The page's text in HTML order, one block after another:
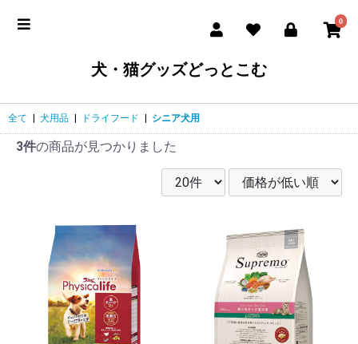
0
犬・猫グッズどっとこむ
全て 犬用品 ドライフード シニア犬用
3件の商品が見つかりました